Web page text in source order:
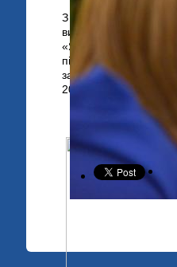
З цією метою
випускників
«Як стати
підготовку до
занять у клубах для
2013 року потрібно